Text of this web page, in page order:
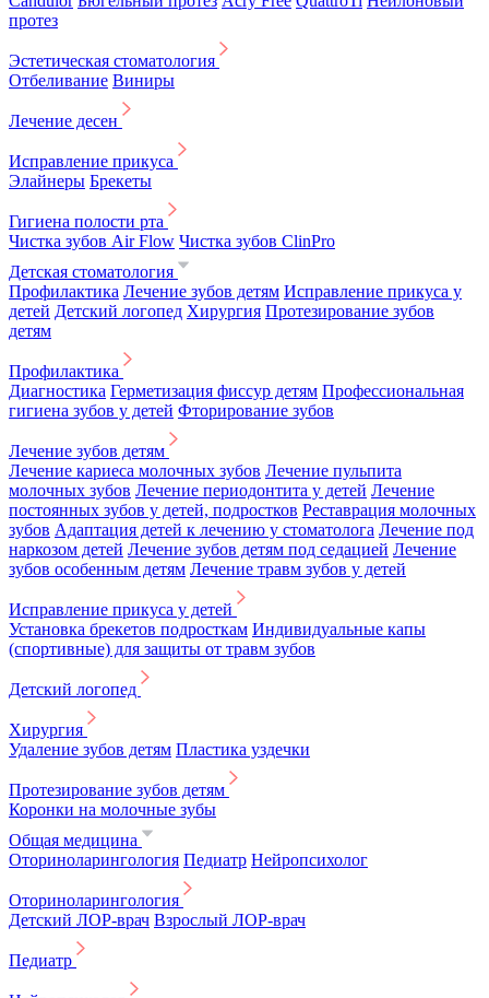
протез
Эстетическая стоматология
Отбеливание Виниры
Лечение десен
Исправление прикуса
Элайнеры Брекеты
Гигиена полости рта
Чистка зубов Air Flow Чистка зубов ClinPro
Детская стоматология
Профилактика Лечение зубов детям Исправление прикуса у
детей Детский логопед Хирургия Протезирование зубов
детям
Профилактика
Диагностика Герметизация фиссур детям Профессиональная
гигиена зубов у детей Фторирование зубов
Лечение зубов детям
Лечение кариеса молочных зубов Лечение пульпита
молочных зубов Лечение периодонтита у детей Лечение
постоянных зубов у детей, подростков Реставрация молочных
зубов Адаптация детей к лечению у стоматолога Лечение под
наркозом детей Лечение зубов детям под седацией Лечение
зубов особенным детям Лечение травм зубов у детей
Исправление прикуса у детей
Установка брекетов подросткам Индивидуальные капы
(спортивные) для защиты от травм зубов
Детский логопед
Хирургия
Удаление зубов детям Пластика уздечки
Протезирование зубов детям
Коронки на молочные зубы
Общая медицина
Оториноларингология Педиатр Нейропсихолог
Оториноларингология
Детский ЛОР-врач Взрослый ЛОР-врач
Педиатр